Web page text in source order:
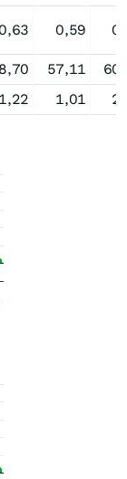
0,59
57,11
1,22 1,01